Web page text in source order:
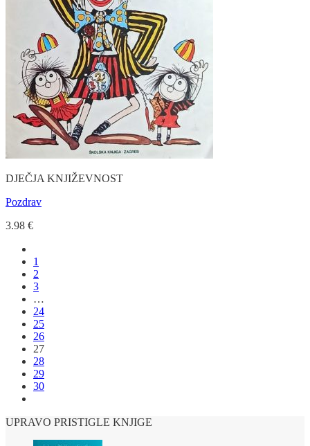
DJEČJA KNJIŽEVNOST
Pozdrav
3.98 €
1
2
3
…
24
25
26
27
28
29
30
UPRAVO PRISTIGLE KNJIGE